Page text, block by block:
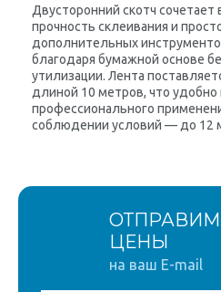
Двусторонний скотч сочетает
прочность склеивания и
дополнительных
благодаря бумажной основе
утилизации. Лента
длиной 10 метров, что удобно
профессионального
соблюдении условий — до 12
ЦЕНЫ
на ваш E-mail